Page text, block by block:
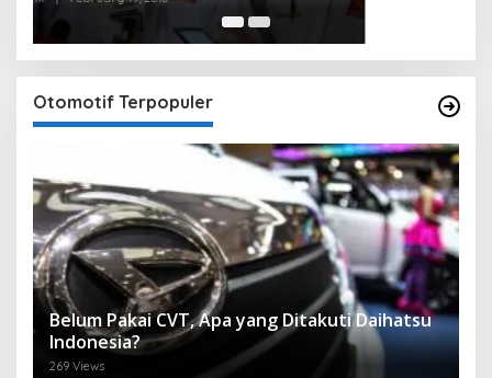
Otomotif Terpopuler
Belum Pakai CVT, Apa yang Ditakuti Daihatsu
Indonesia?
269 Views